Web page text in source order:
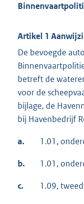
Artikel 1
De bevoegde
betreft de
voor de
bijlage, de
bij Havenbedrijf
a. 1.01,
b. 1.01,
c. 1.09,